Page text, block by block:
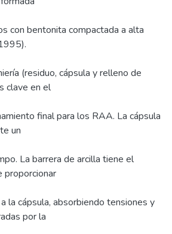
con bentonita compactada a alta
(residuo, cápsula y relleno de
clave en el
final para los RAA. La cápsula
un
La barrera de arcilla tiene el
la cápsula, absorbiendo tensiones y
por la